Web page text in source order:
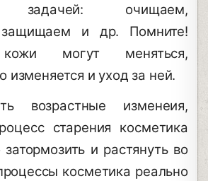
задачей: очищаем,
защищаем и др. Помните!
кожи могут меняться,
изменяется и уход за ней.
возрастные изменеия,
старения косметика
и растянуть во
косметика реально